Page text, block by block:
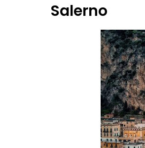
Salerno